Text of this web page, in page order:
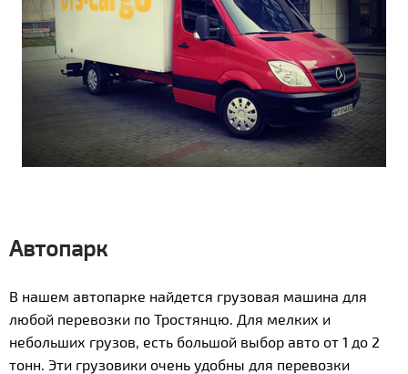
Автопарк
В нашем автопарке найдется грузовая машина для
любой перевозки по Тростянцю. Для мелких и
небольших грузов, есть большой выбор авто от 1 до 2
тонн. Эти грузовики очень удобны для перевозки